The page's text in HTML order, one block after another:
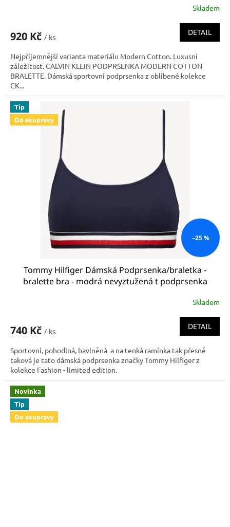
Skladem
920 Kč / ks
DETAIL
Nejpříjemnější varianta materiálu Modern Cotton. Luxusní
záležitost. CALVIN KLEIN PODPRSENKA MODERN COTTON
BRALETTE. Dámská sportovní podprsenka z oblíbené kolekce
CK...
Tip
Do soupravy
–25 %
Tommy Hilfiger Dámská Podprsenka/braletka -
bralette bra - modrá nevyztužená t podprsenka
Skladem
740 Kč / ks
DETAIL
Sportovní, pohodlná, bavlněná a na tenká ramínka tak přesně
taková je tato dámská podprsenka značky Tommy Hilfiger z
kolekce Fashion - limited edition.
Novinka
Tip
Do soupravy